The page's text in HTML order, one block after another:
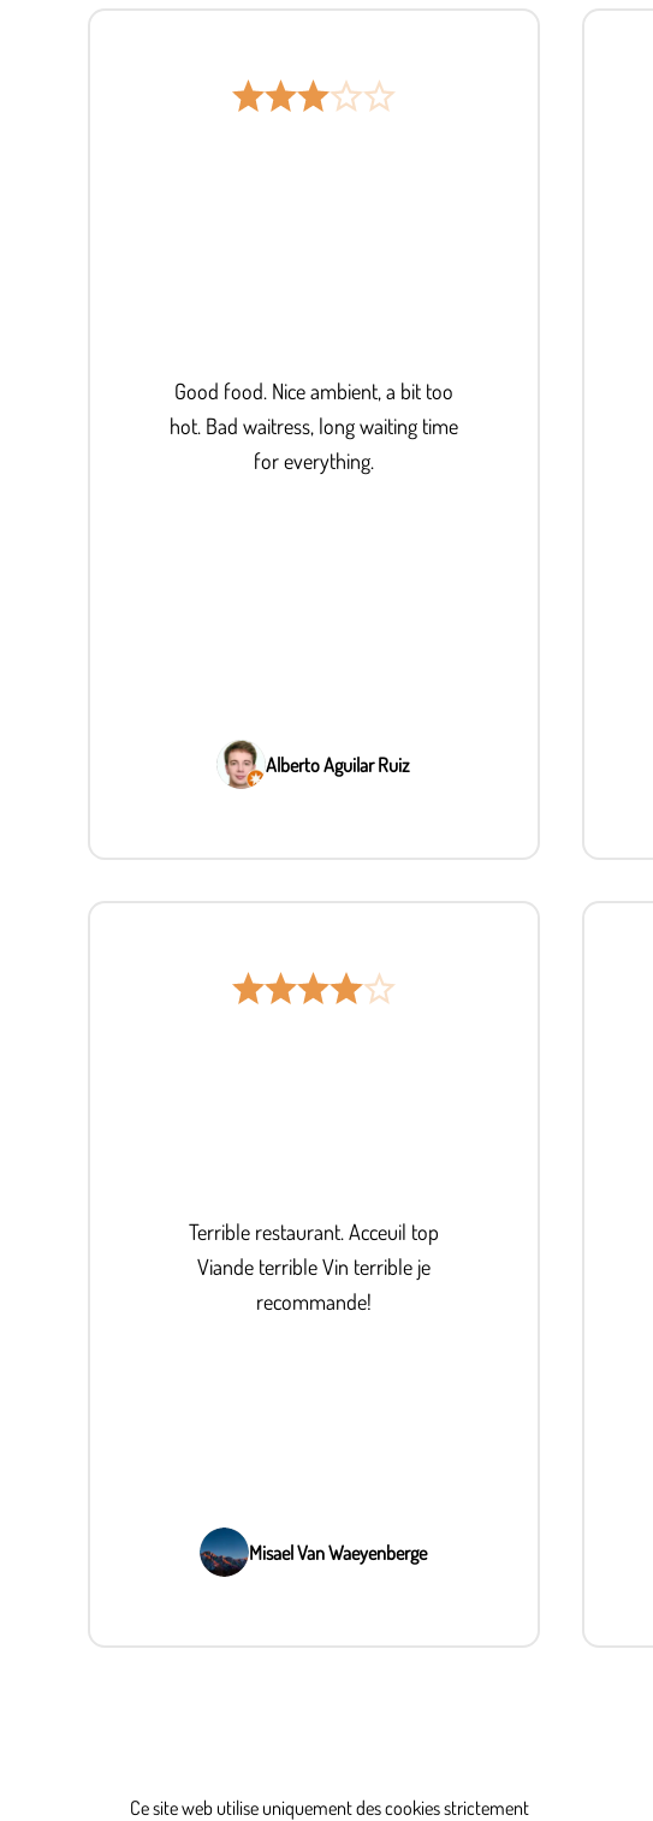
Good food. Nice ambient, a bit too
hot. Bad waitress, long waiting time
for everything.
Alberto Aguilar Ruiz
Terrible restaurant. Acceuil top
Viande terrible Vin terrible je
recommande!
Misael Van Waeyenberge
Ce site web utilise uniquement des cookies strictement